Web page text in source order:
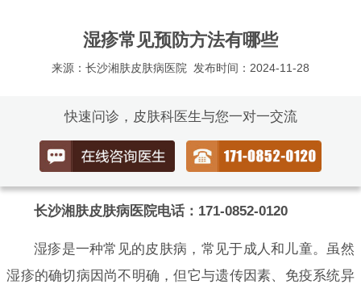
湿疹常见预防方法有哪些
来源：长沙湘肤皮肤病医院 发布时间：2024-11-28
快速问诊，皮肤科医生与您一对一交流
长沙湘肤皮肤病医院电话：171-0852-0120
湿疹是一种常见的皮肤病，常见于成人和儿童。虽然
湿疹的确切病因尚不明确，但它与遗传因素、免疫系统异